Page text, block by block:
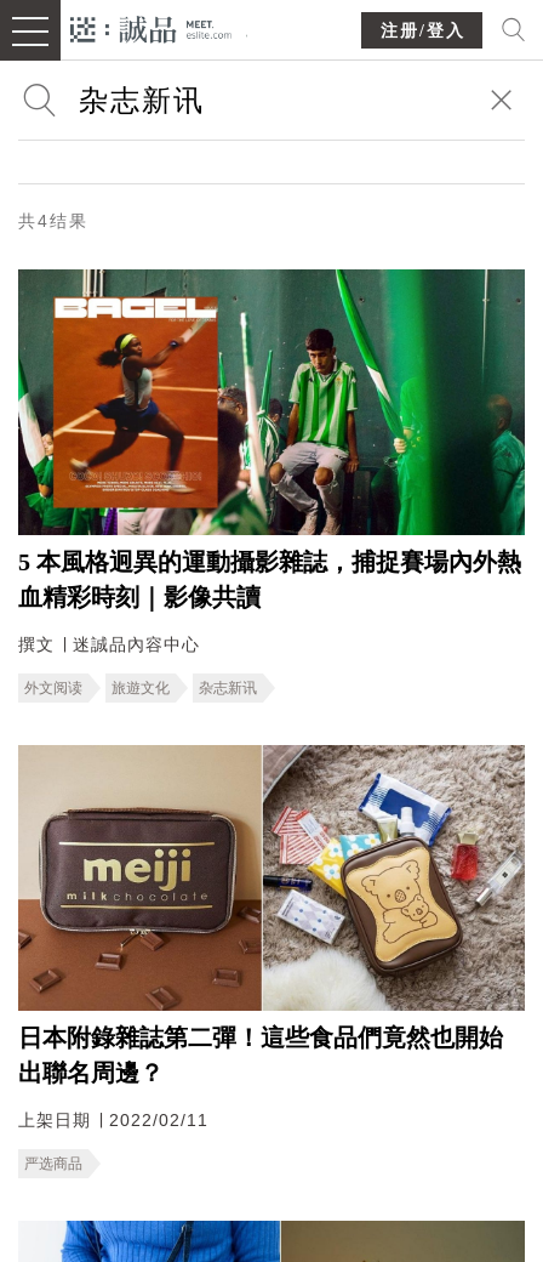
注册/登入
共4结果
5 本風格迥異的運動攝影雜誌，捕捉賽場內外熱
血精彩時刻｜影像共讀
撰文 ∣ 迷誠品內容中心
外文阅读 旅遊文化 杂志新讯
日本附錄雜誌第二彈！這些食品們竟然也開始
出聯名周邊？
上架日期 ∣ 2022/02/11
严选商品